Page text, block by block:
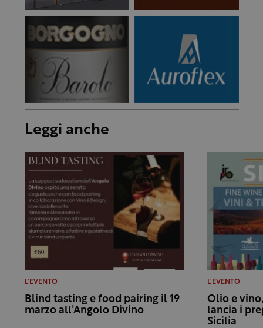
Leggi anche
L'EVENTO
Blind tasting e food pairing il 19
marzo all’Angolo Divino
L'EVENTO
Olio e
lancia i
Sicilia